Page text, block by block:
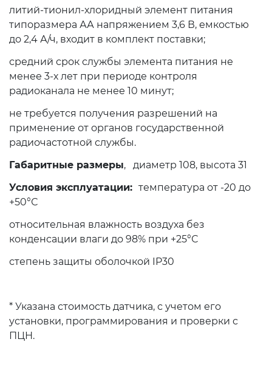
литий-тионил-хлоридный элемент питания
типоразмера АА напряжением 3,6 В, емкостью
до 2,4 А/ч, входит в комплект поставки;
средний срок службы элемента питания не
менее 3-х лет при периоде контроля
радиоканала не менее 10 минут;
не требуется получения разрешений на
применение от органов государственной
радиочастотной службы.
Габаритные размеры, диаметр 108, высота 31
Условия эксплуатации: температура от -20 до
+50°С
относительная влажность воздуха без
конденсации влаги до 98% при +25°С
степень защиты оболочкой IP30
* Указана стоимость датчика, с учетом его
установки, программирования и проверки с
ПЦН.